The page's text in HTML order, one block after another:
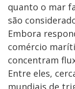
quanto o mar
são
Embora
comércio
concentram
Entre eles,
mundiais de